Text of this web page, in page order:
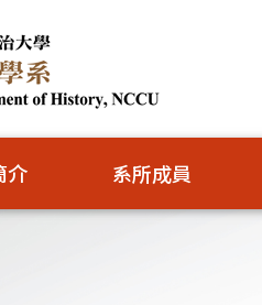
介 系所成員